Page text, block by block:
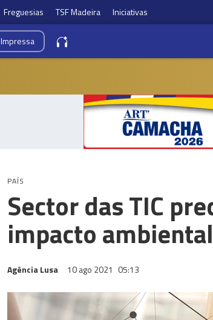
Freguesias TSF Madeira Iniciativas
Impressa
PAÍS
Sector das TIC
impacto ambiental
Agência Lusa 10 ago 2021 05:13